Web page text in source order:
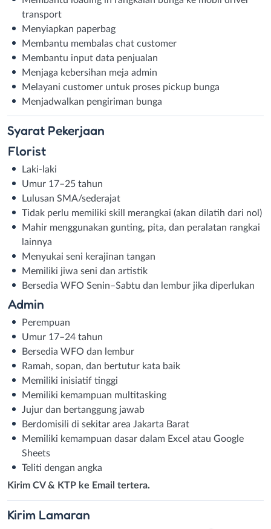
transport
Menyiapkan paperbag
Membantu membalas chat customer
Membantu input data penjualan
Menjaga kebersihan meja admin
Melayani customer untuk proses pickup bunga
Menjadwalkan pengiriman bunga
Syarat Pekerjaan
Florist
Laki-laki
Umur 17–25 tahun
Lulusan SMA/sederajat
Tidak perlu memiliki skill merangkai (akan dilatih dari nol)
Mahir menggunakan gunting, pita, dan peralatan rangkai
lainnya
Menyukai seni kerajinan tangan
Memiliki jiwa seni dan artistik
Bersedia WFO Senin–Sabtu dan lembur jika diperlukan
Admin
Perempuan
Umur 17–24 tahun
Bersedia WFO dan lembur
Ramah, sopan, dan bertutur kata baik
Memiliki inisiatif tinggi
Memiliki kemampuan multitasking
Jujur dan bertanggung jawab
Berdomisili di sekitar area Jakarta Barat
Memiliki kemampuan dasar dalam Excel atau Google
Sheets
Teliti dengan angka
Kirim CV & KTP ke Email tertera.
Kirim Lamaran